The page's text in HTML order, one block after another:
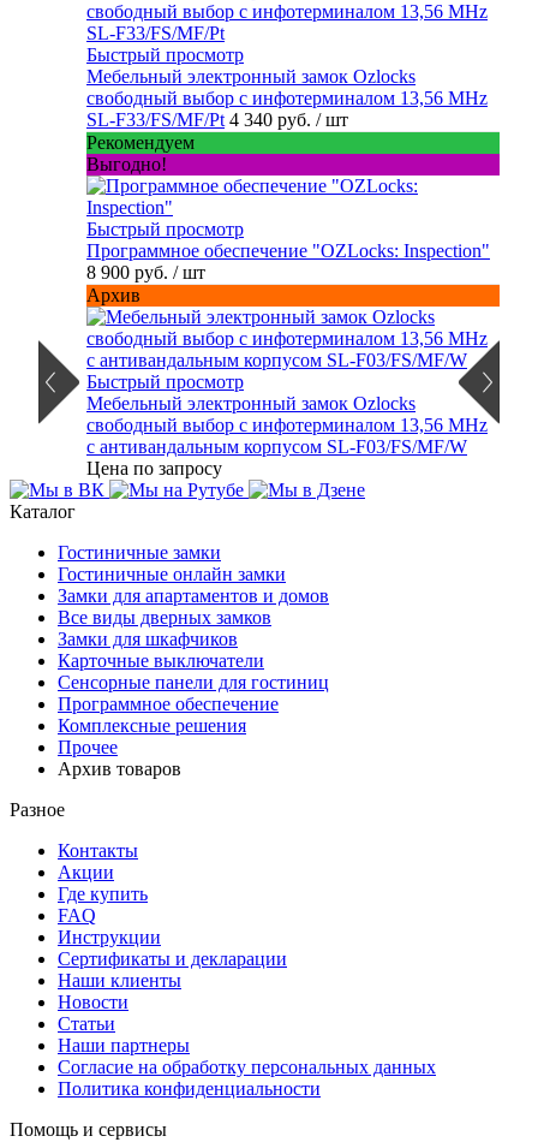
Быстрый просмотр
Мебельный электронный замок Ozlocks
свободный выбор с инфотерминалом 13,56 MHz
SL-F33/FS/MF/Pt 4 340 руб. / шт
Рекомендуем
Выгодно!
Быстрый просмотр
Программное обеспечение "OZLocks: Inspection"
8 900 руб. / шт
Архив
Быстрый просмотр
Мебельный электронный замок Ozlocks
свободный выбор с инфотерминалом 13,56 MHz
с антивандальным корпусом SL-F03/FS/MF/W
Цена по запросу
Каталог
Гостиничные замки
Гостиничные онлайн замки
Замки для апартаментов и домов
Все виды дверных замков
Замки для шкафчиков
Карточные выключатели
Сенсорные панели для гостиниц
Программное обеспечение
Комплексные решения
Прочее
Архив товаров
Разное
Контакты
Акции
Где купить
FAQ
Инструкции
Сертификаты и декларации
Наши клиенты
Новости
Статьи
Наши партнеры
Согласие на обработку персональных данных
Политика конфиденциальности
Помощь и сервисы